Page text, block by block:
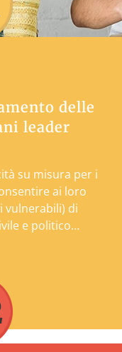
e politico
delle
leader
su misura per i
ai loro
vulnerabili) di
e politico…